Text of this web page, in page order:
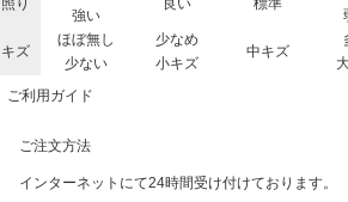
照り
強い
良い 標準
キズ
ほぼ無し
少ない
少なめ
小キズ
中キズ
ご利用ガイド
ご注文方法
インターネットにて24時間受け付けております。